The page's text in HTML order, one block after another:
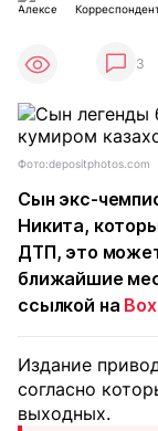
3
Фото:depositphotos.com
Сын экс-
Никита,
ДТП, это
ближайшие
ссылкой на
Издание
согласно
выходных.